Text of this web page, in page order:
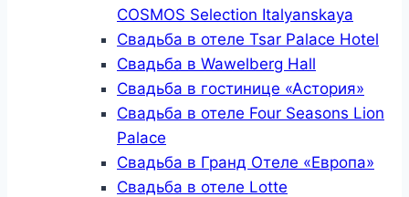
COSMOS Selection Italyanskaya
Свадьба в отеле Tsar Palace Hotel
Свадьба в Wawelberg Hall
Свадьба в гостинице «Астория»
Свадьба в отеле Four Seasons Lion
Palace
Свадьба в Гранд Отеле «Европа»
Свадьба в отеле Lotte